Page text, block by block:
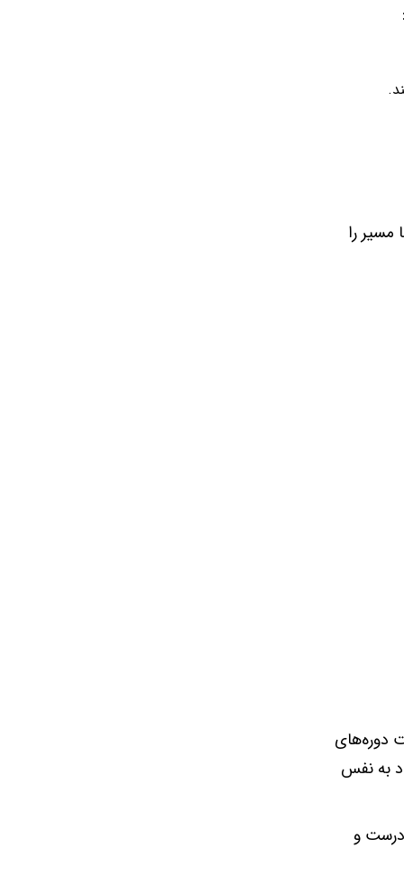
مسیر را
دوره‌های
به نفس
درست و